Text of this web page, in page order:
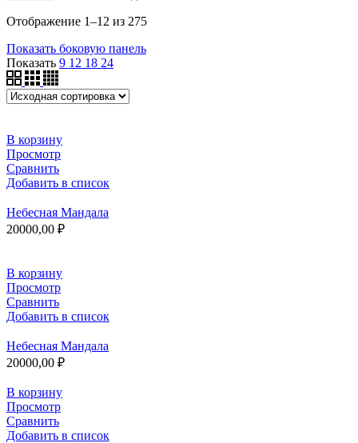
Отображение 1–12 из 275
Показать боковую панель
Показать 9 12 18 24
В корзину
Просмотр
Сравнить
Добавить в список
Небесная Мандала
20000,00 ₽
В корзину
Просмотр
Сравнить
Добавить в список
Небесная Мандала
20000,00 ₽
В корзину
Просмотр
Сравнить
Добавить в список